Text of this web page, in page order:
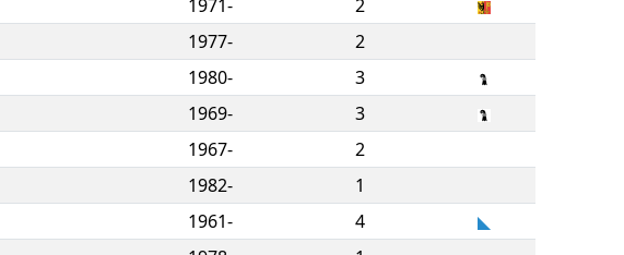
1971-
2
1977-
2
1980-
3
1969-
3
1967-
2
1982-
1
1961-
4